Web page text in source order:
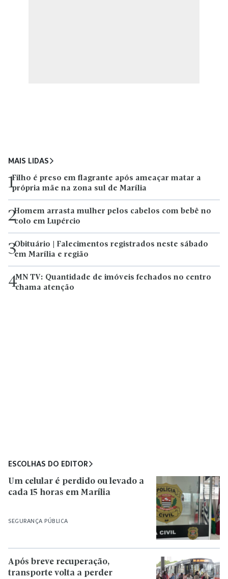
MAIS LIDAS
1Filho é preso em flagrante após ameaçar matar a
própria mãe na zona sul de Marília
2Homem arrasta mulher pelos cabelos com bebê no
colo em Lupércio
3Obituário | Falecimentos registrados neste sábado
em Marília e região
4MN TV: Quantidade de imóveis fechados no centro
chama atenção
ESCOLHAS DO EDITOR
SEGURANÇA PÚBLICA
Um celular é perdido ou levado a
cada 15 horas em Marília
Após breve recuperação,
transporte volta a perder